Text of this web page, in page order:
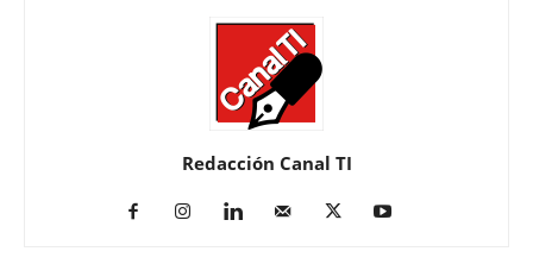
Redacción Canal TI